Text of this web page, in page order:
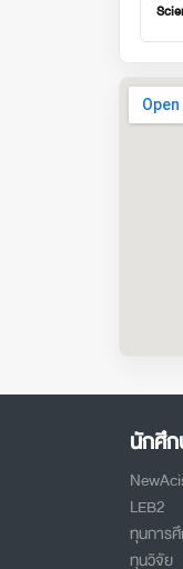
นักศึ
LEB2
ทุนการ
ทุนวิจัย